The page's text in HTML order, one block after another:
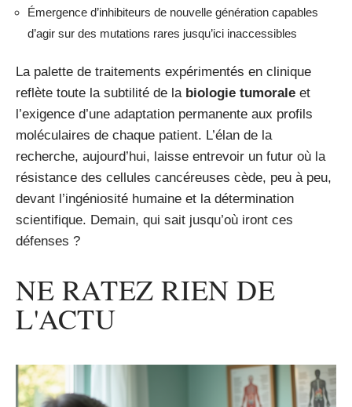
Émergence d’inhibiteurs de nouvelle génération capables
d’agir sur des mutations rares jusqu’ici inaccessibles
La palette de traitements expérimentés en clinique
reflète toute la subtilité de la biologie tumorale et
l’exigence d’une adaptation permanente aux profils
moléculaires de chaque patient. L’élan de la
recherche, aujourd’hui, laisse entrevoir un futur où la
résistance des cellules cancéreuses cède, peu à peu,
devant l’ingéniosité humaine et la détermination
scientifique. Demain, qui sait jusqu’où iront ces
défenses ?
NE RATEZ RIEN DE
L'ACTU